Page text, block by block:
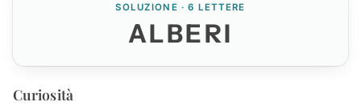
SOLUZIONE · 6 LETTERE
ALBERI
Curiosità